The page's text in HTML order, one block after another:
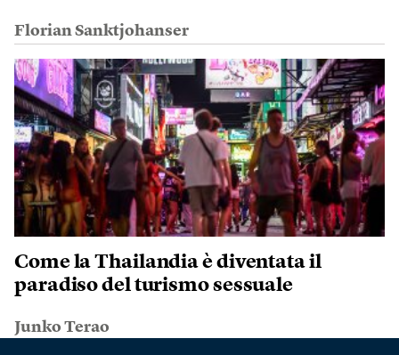
Florian Sanktjohanser
Come la Thailandia è diventata il
paradiso del turismo sessuale
Junko Terao